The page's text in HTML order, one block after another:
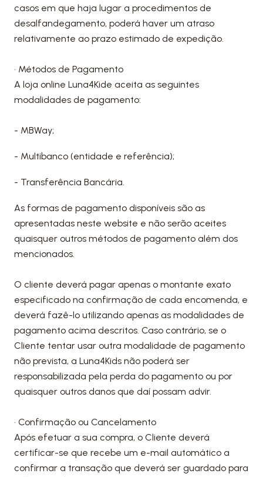
casos em que haja lugar a procedimentos de
desalfandegamento, poderá haver um atraso
relativamente ao prazo estimado de expedição.
• Métodos de Pagamento
A loja online Luna4Kide aceita as seguintes
modalidades de pagamento:
- MBWay;
- Multibanco (entidade e referência);
- Transferência Bancária.
As formas de pagamento disponíveis são as
apresentadas neste website e não serão aceites
quaisquer outros métodos de pagamento além dos
mencionados.
O cliente deverá pagar apenas o montante exato
especificado na confirmação de cada encomenda, e
deverá fazê-lo utilizando apenas as modalidades de
pagamento acima descritos. Caso contrário, se o
Cliente tentar usar outra modalidade de pagamento
não prevista, a Luna4Kids não poderá ser
responsabilizada pela perda do pagamento ou por
quaisquer outros danos que daí possam advir.
• Confirmação ou Cancelamento
Após efetuar a sua compra, o Cliente deverá
certificar-se que recebe um e-mail automático a
confirmar a transação que deverá ser guardado para